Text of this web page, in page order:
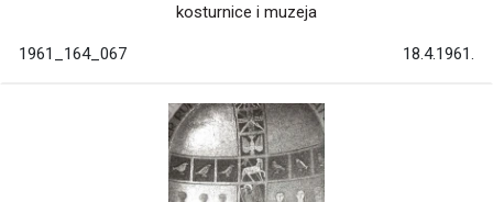
kosturnice i muzeja
1961_164_067 18.4.1961.